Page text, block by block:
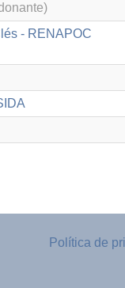
- RENAPOC
Política de